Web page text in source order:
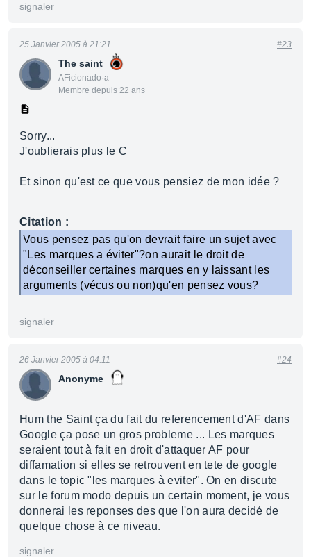
signaler
The saint
AFicionado·a
Membre depuis 22 ans
25 Janvier 2005 à 21:21 #23
Sorry...
J'oublierais plus le C
Et sinon qu'est ce que vous pensiez de mon idée ?
Citation :
Vous pensez pas qu'on devrait faire un sujet avec
"Les marques a éviter"?on aurait le droit de
déconseiller certaines marques en y laissant les
arguments (vécus ou non)qu'en pensez vous?
signaler
Anonyme
26 Janvier 2005 à 04:11 #24
Hum the Saint ça du fait du referencement d'AF dans
Google ça pose un gros probleme ... Les marques
seraient tout à fait en droit d'attaquer AF pour
diffamation si elles se retrouvent en tete de google
dans le topic "les marques à eviter". On en discute
sur le forum modo depuis un certain moment, je vous
donnerai les reponses des que l'on aura decidé de
quelque chose à ce niveau.
signaler